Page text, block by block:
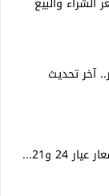
آخر تحديث
24 و21...